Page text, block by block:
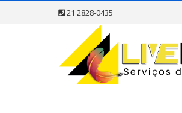
21 2828-0435